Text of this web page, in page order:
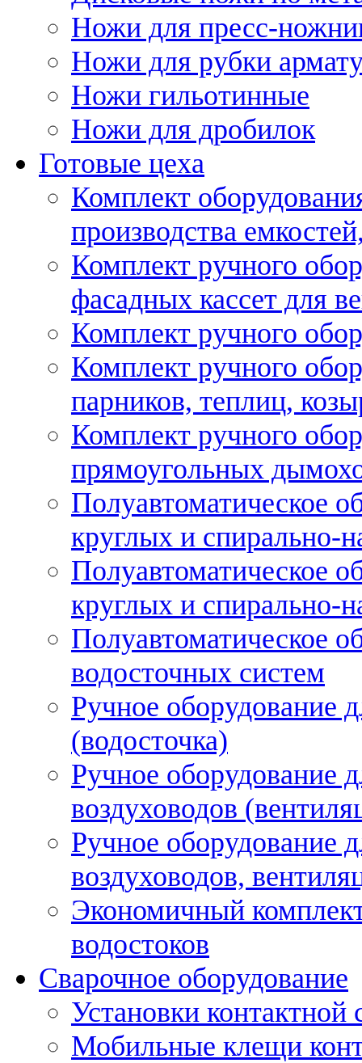
Ножи для пресс-
Ножи для рубки
Ножи гильотинные
Ножи для дробилок
Готовые цеха
Комплект
производства
Комплект ручного
фасадных кассет для
Комплект ручного
Комплект ручного
парников, теплиц,
Комплект ручного
прямоугольных
Полуавтоматическое
круглых и спирально-
Полуавтоматическое
круглых и спирально-
Полуавтоматическое
водосточных систем
Ручное оборудование
(водосточка)
Ручное оборудование
воздуховодов
Ручное оборудование
воздуховодов,
Экономичный
водостоков
Сварочное оборудование
Установки
Мобильные клещи